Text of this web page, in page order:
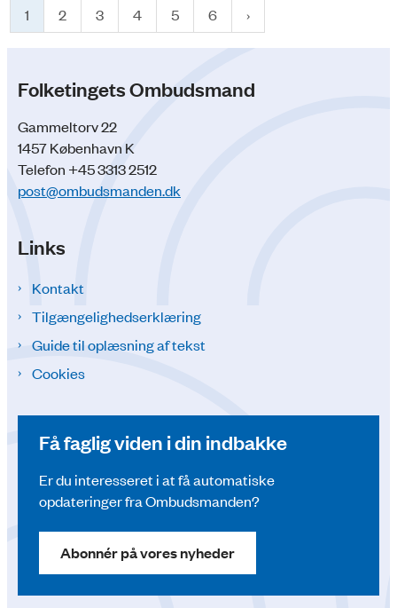
1 2 3 4 5 6
Folketingets Ombudsmand
Gammeltorv 22
1457 København K
Telefon +45 3313 2512
post@ombudsmanden.dk
Links
Kontakt
Tilgængelighedserklæring
Guide til oplæsning af tekst
Cookies
Få faglig viden i din indbakke
Er du interesseret i at få automatiske
opdateringer fra Ombudsmanden?
Abonnér på vores nyheder